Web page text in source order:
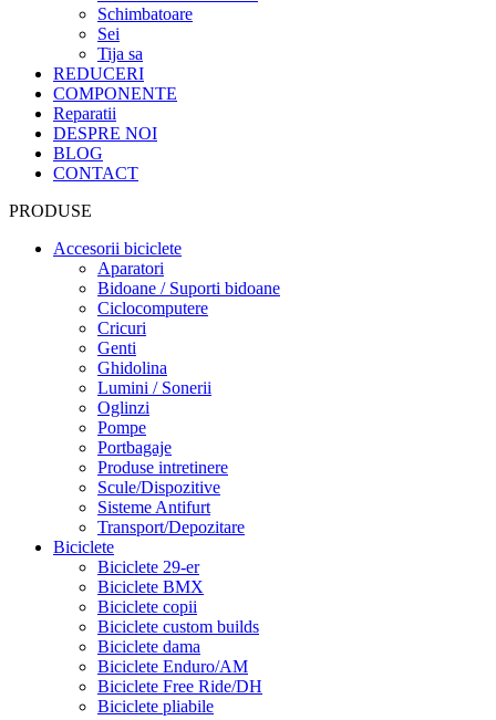
Schimbatoare
Sei
Tija sa
REDUCERI
COMPONENTE
Reparatii
DESPRE NOI
BLOG
CONTACT
PRODUSE
Accesorii biciclete
Aparatori
Bidoane / Suporti bidoane
Ciclocomputere
Cricuri
Genti
Ghidolina
Lumini / Sonerii
Oglinzi
Pompe
Portbagaje
Produse intretinere
Scule/Dispozitive
Sisteme Antifurt
Transport/Depozitare
Biciclete
Biciclete 29-er
Biciclete BMX
Biciclete copii
Biciclete custom builds
Biciclete dama
Biciclete Enduro/AM
Biciclete Free Ride/DH
Biciclete pliabile